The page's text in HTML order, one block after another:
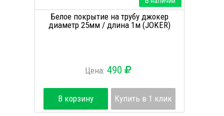
Белое покрытие на трубу джокер
диаметр 25мм / длина 1м (JOKER)
Цена: 490
В корзину Купить в 1 клик